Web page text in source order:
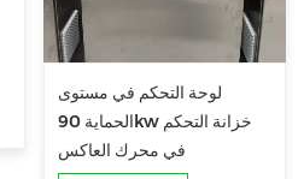
لوحة التحكم في مستوى
الحماية 90kw خزانة التحكم
في محرك العاكس